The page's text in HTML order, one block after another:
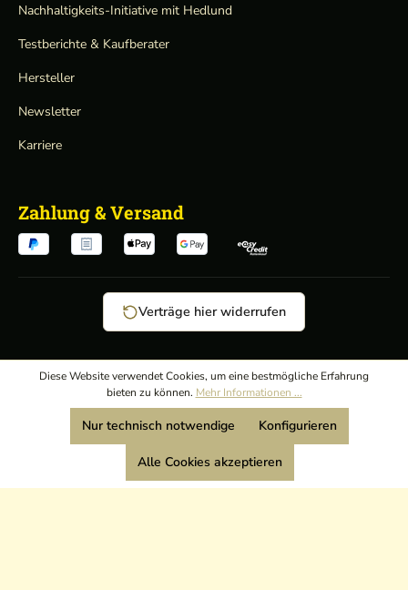
Nachhaltigkeits-Initiative mit Hedlund
Testberichte & Kaufberater
Hersteller
Newsletter
Karriere
Zahlung & Versand
Verträge hier widerrufen
AGB/
Datenschutz/
Wir sind Mitglied:
Diese Website verwendet Cookies, um eine bestmögliche Erfahrung
bieten zu können. Mehr Informationen ...
Nur technisch notwendige Konfigurieren
Alle Cookies akzeptieren